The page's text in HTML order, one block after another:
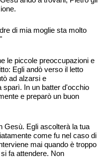
di mia moglie sta molto
le piccole preoccupazioni e
Egli andò verso il letto
ad alzarsi e
sparì. In un batter d'occhio
e preparò un buon
Gesù. Egli ascolterà la tua
come fu nel caso di
mai quando è troppo
fa attendere. Non